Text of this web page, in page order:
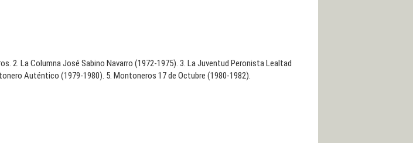
2. La Columna José Sabino Navarro (1972-1975). 3. La Juventud Peronista Lealtad
Auténtico (1979-1980). 5. Montoneros 17 de Octubre (1980-1982).